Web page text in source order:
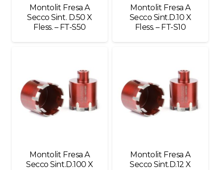
Montolit Fresa A
Secco Sint. D.50 X
Fless. – FT-S50
Montolit Fresa A
Secco Sint.D.10 X
Fless. – FT-S10
Montolit Fresa A
Secco Sint.D.100 X
Montolit Fresa A
Secco Sint.D.12 X